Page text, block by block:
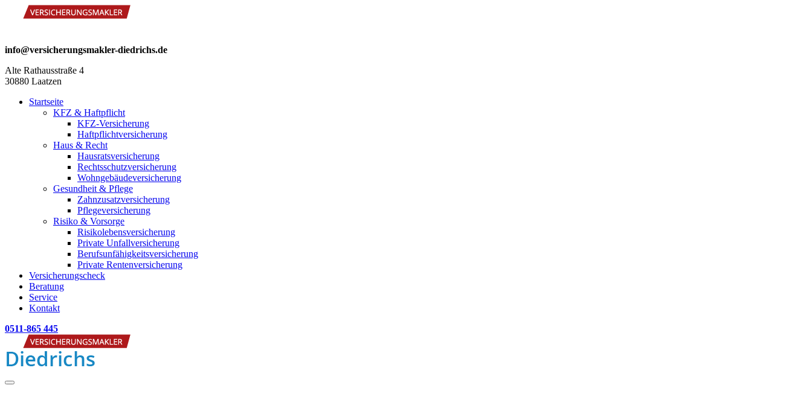
info@versicherungsmakler-diedrichs.de
Alte Rathausstraße 4
30880 Laatzen
Startseite
KFZ & Haftpflicht
KFZ-Versicherung
Haftpflichtversicherung
Haus & Recht
Hausratsversicherung
Rechtsschutzversicherung
Wohngebäudeversicherung
Gesundheit & Pflege
Zahnzusatzversicherung
Pflegeversicherung
Risiko & Vorsorge
Risikolebensversicherung
Private Unfallversicherung
Berufsunfähigkeitsversicherung
Private Rentenversicherung
Versicherungscheck
Beratung
Service
Kontakt
0511-865 445